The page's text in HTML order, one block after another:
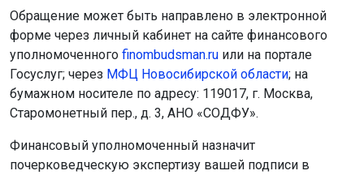
Обращение может быть направлено в электронной
форме через личный кабинет на сайте финансового
уполномоченного finombudsman.ru или на портале
Госуслуг; через МФЦ Новосибирской области; на
бумажном носителе по адресу: 119017, г. Москва,
Старомонетный пер., д. 3, АНО «СОДФУ».
Финансовый уполномоченный назначит
почерковедческую экспертизу вашей подписи в